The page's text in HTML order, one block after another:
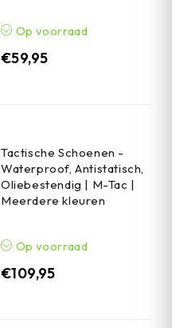
Op voorraad
€59,95
Tactische Schoenen -
Waterproof, Antistatisch,
Oliebestendig | M-Tac |
Meerdere kleuren
Op voorraad
€109,95